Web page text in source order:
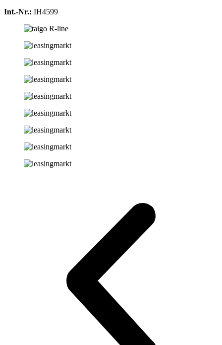
Int.-Nr.: IH4599